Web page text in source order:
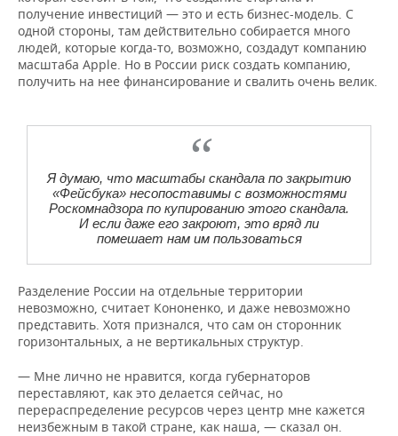
получение инвестиций — это и есть бизнес-модель. С
одной стороны, там действительно собирается много
людей, которые когда-то, возможно, создадут компанию
масштаба Apple. Но в России риск создать компанию,
получить на нее финансирование и свалить очень велик.
Я думаю, что масштабы скандала по закрытию
«Фейсбука» несопоставимы с возможностями
Роскомнадзора по купированию этого скандала.
И если даже его закроют, это вряд ли
помешает нам им пользоваться
Разделение России на отдельные территории
невозможно, считает Кононенко, и даже невозможно
представить. Хотя признался, что сам он сторонник
горизонтальных, а не вертикальных структур.
— Мне лично не нравится, когда губернаторов
переставляют, как это делается сейчас, но
перераспределение ресурсов через центр мне кажется
неизбежным в такой стране, как наша, — сказал он.